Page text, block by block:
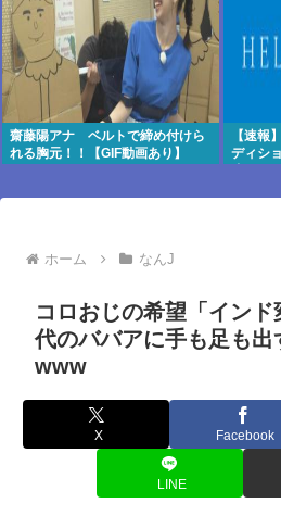
齋藤陽アナ ベルトで締め付けら
れる胸元！！【GIF動画あり】
【速報
ディシ
ホーム なんJ
コロおじの希望「イン
代のババアに手も足も出
www
X Facebook
LINE